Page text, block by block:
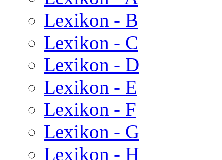
Lexikon - B
Lexikon - C
Lexikon - D
Lexikon - E
Lexikon - F
Lexikon - G
Lexikon - H